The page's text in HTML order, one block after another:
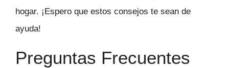
hogar. ¡Espero que estos consejos te sean de
ayuda!
Preguntas Frecuentes